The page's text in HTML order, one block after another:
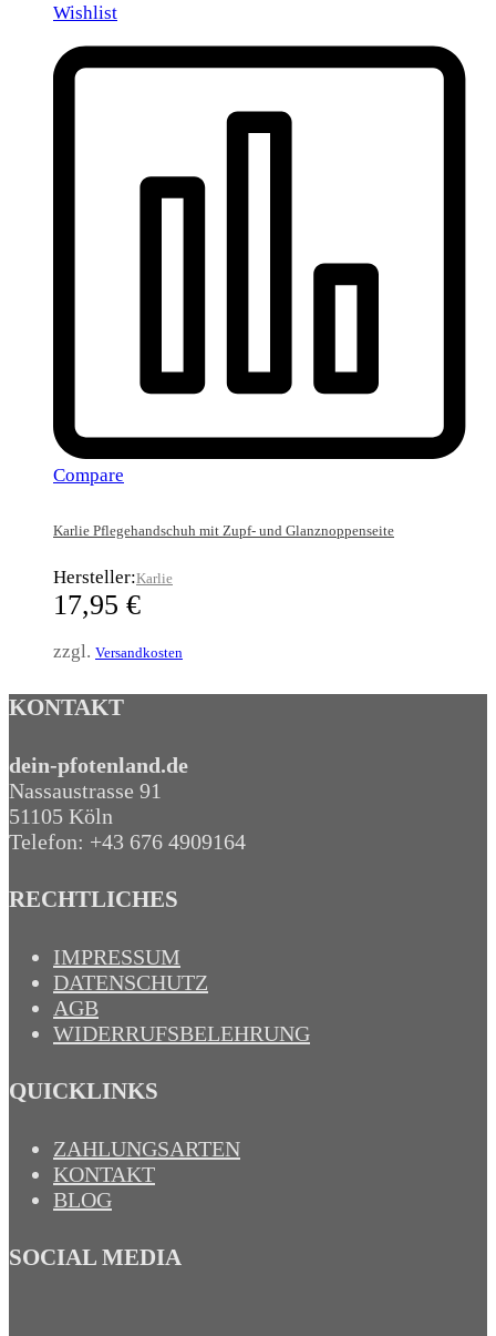
Wishlist
Compare
Karlie Pflegehandschuh mit Zupf- und Glanznoppenseite
Hersteller:Karlie
17,95 €
zzgl. Versandkosten
KONTAKT
dein-pfotenland.de
Nassaustrasse 91
51105 Köln
Telefon: +43 676 4909164‬
RECHTLICHES
IMPRESSUM
DATENSCHUTZ
AGB
WIDERRUFSBELEHRUNG
QUICKLINKS
ZAHLUNGSARTEN
KONTAKT
BLOG
SOCIAL MEDIA